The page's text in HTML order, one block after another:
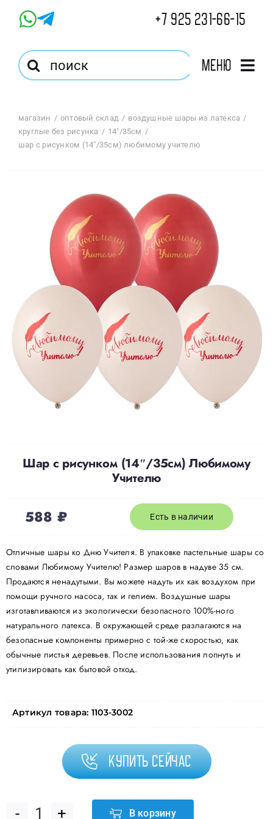
+7 925 231-66-15
Результат
поиска:
Меню
Магазин
Корзина
Избранное
Доставка
О нас
Отзывы
Политика конфиденциальности
магазин оптовый склад
воздушные шары из латекса
круглые без рисунка
14"/35см
шар с рисунком (14″/35см) любимому учителю
Шар с рисунком (14″/35см) Любимому
Учителю
588₽ Есть в наличии
Отличные шары ко Дню Учителя. В упаковке пастельные шары со
словами Любимому Учителю! Размер шаров в надуве 35 см.
Продаются ненадутыми. Вы можете надуть их как воздухом при
помощи ручного насоса, так и гелием. Воздушные шары
изготавливаются из экологически безопасного 100%-ного
натурального латекса. В окружающей среде разлагаются на
безопасные компоненты примерно с той-же скоростью, как
обычные листья деревьев. После использования лопнуть и
утилизировать как бытовой отход.
Артикул товара: 1103-3002
Купить сейчас
В корзину